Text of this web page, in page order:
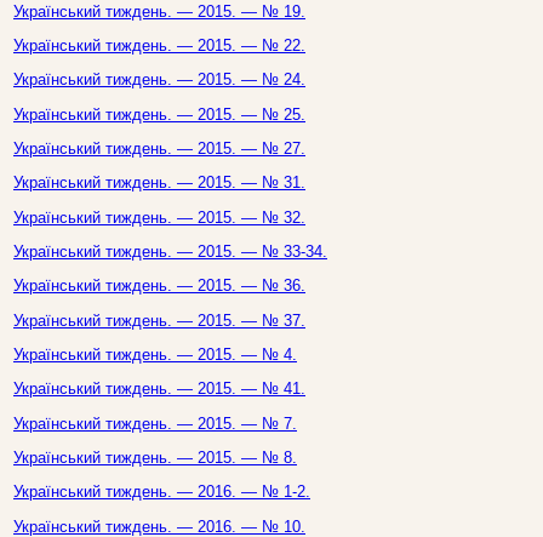
Український тиждень. — 2015. — № 19.
Український тиждень. — 2015. — № 22.
Український тиждень. — 2015. — № 24.
Український тиждень. — 2015. — № 25.
Український тиждень. — 2015. — № 27.
Український тиждень. — 2015. — № 31.
Український тиждень. — 2015. — № 32.
Український тиждень. — 2015. — № 33-34.
Український тиждень. — 2015. — № 36.
Український тиждень. — 2015. — № 37.
Український тиждень. — 2015. — № 4.
Український тиждень. — 2015. — № 41.
Український тиждень. — 2015. — № 7.
Український тиждень. — 2015. — № 8.
Український тиждень. — 2016. — № 1-2.
Український тиждень. — 2016. — № 10.